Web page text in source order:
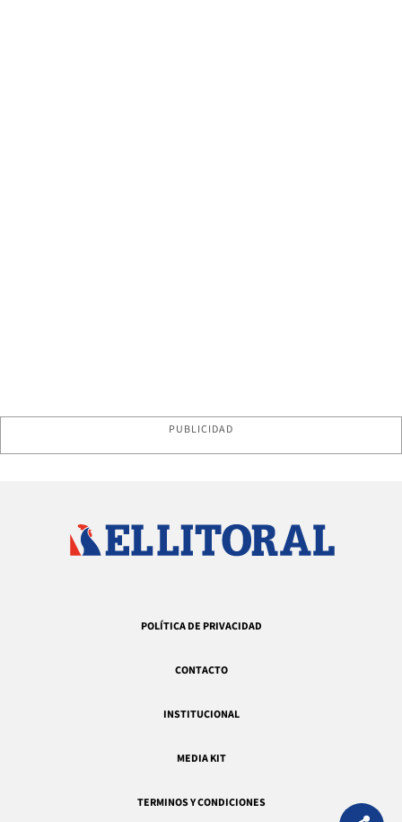
PUBLICIDAD
POLÍTICA DE PRIVACIDAD
CONTACTO
INSTITUCIONAL
MEDIA KIT
TERMINOS Y CONDICIONES